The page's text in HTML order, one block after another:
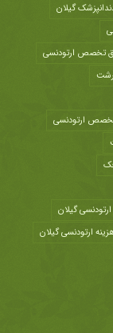
گیلان
تخصص ارتودنسی
ارتودنسی
گیلان
ارتودنسی گیلان